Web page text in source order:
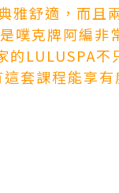
雅舒適，而且
噗克牌阿編非
LULUSPA
套課程能享有